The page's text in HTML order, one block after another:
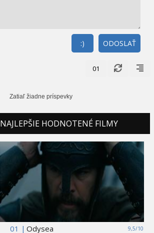
ODOSLAŤ
:)
01
Zatiaľ žiadne príspevky
NAJLEPŠIE HODNOTENÉ FILMY
01 | 9,5/10
Odysea